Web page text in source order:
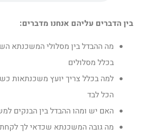
בין הדברים עליהם אנחנו מדברים:
מה ההבדל בין מסלולי המשכנתא
בכלל מסלולים
למה בכלל צריך יועץ משכנתאות
הכל לבד
האם יש ומהו ההבדל בין הבנקים
מה גובה המשכנתא שכדאי לך לקחת